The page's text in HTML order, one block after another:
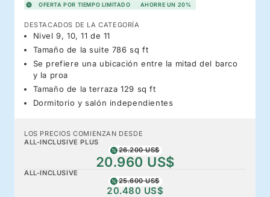
OFERTA POR TIEMPO LIMITADO AHORRE UN 20%
DESTACADOS DE LA CATEGORÍA
Nivel 9, 10, 11 de 11
Tamaño de la suite 786 sq ft
Se prefiere una ubicación entre la mitad del barco
y la proa
Tamaño de la terraza 129 sq ft
Dormitorio y salón independientes
LOS PRECIOS COMIENZAN DESDE
ALL-INCLUSIVE PLUS
26.200 US$
20.960 US$
ALL-INCLUSIVE
25.600 US$
20.480 US$